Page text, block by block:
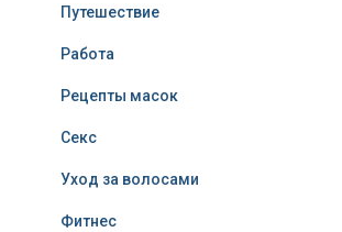
Путешествие
Работа
Рецепты масок
Секс
Уход за волосами
Фитнес